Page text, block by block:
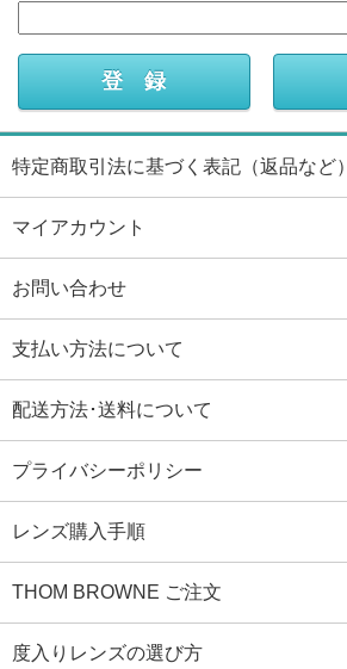
特定商取引法に基づく表記（返品など）
マイアカウント
お問い合わせ
支払い方法について
配送方法･送料について
プライバシーポリシー
レンズ購入手順
THOM BROWNE ご注文
度入りレンズの選び方